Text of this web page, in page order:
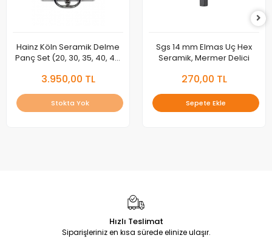
Hainz Köln Seramik Delme
Panç Set (20, 30, 35, 40, 45,
3.950,00 TL
Stokta Yok
Sgs 14 mm Elmas Uç Hex
Seramik, Mermer Delici
270,00 TL
Sepete Ekle
Hızlı Teslimat
Siparişleriniz en kısa sürede elinize ulaşır.